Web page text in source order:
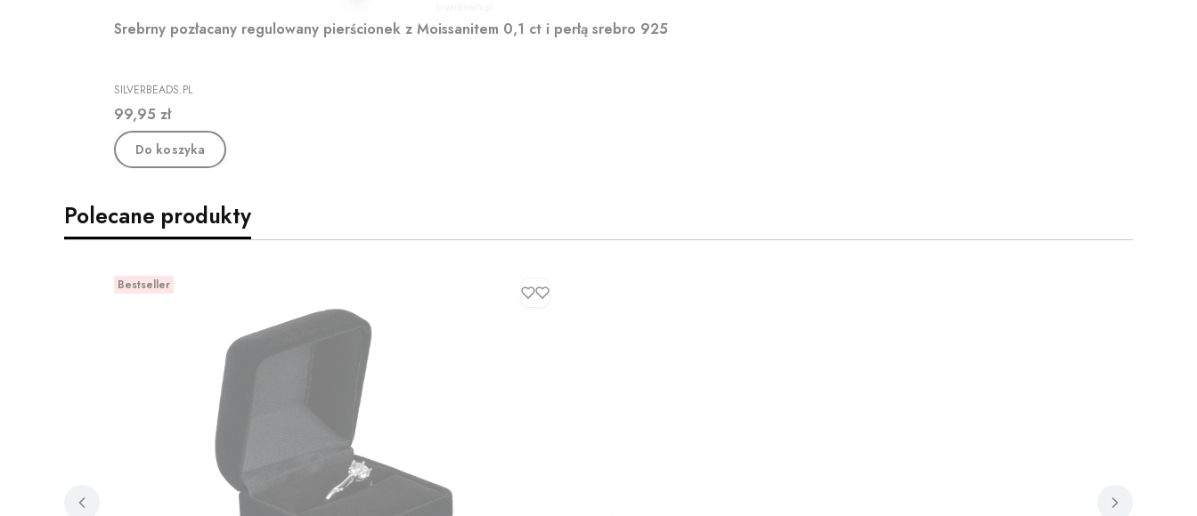
Srebrny pozłacany regulowany pierścionek z Moissanitem 0,1 ct i perłą srebro 925
PRODUCENT
SILVERBEADS.PL
Cena
99,95 zł
Do koszyka
Polecane produkty
Bestseller